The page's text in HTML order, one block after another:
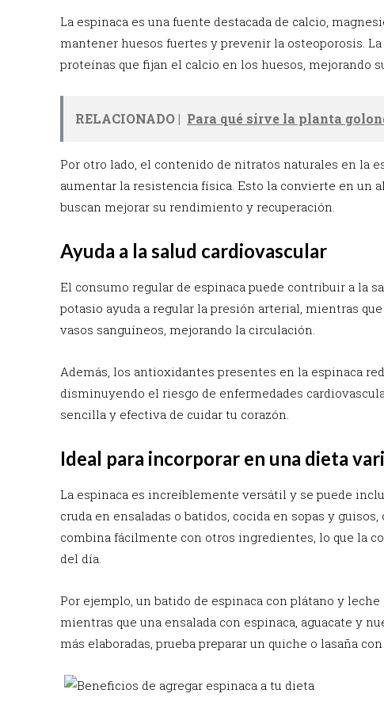
La espinaca es una fuente destacada de calcio,
mantener huesos fuertes y prevenir la osteoporosis.
proteínas que fijan el calcio en los huesos, mejorando
RELACIONADO | Para qué sirve la planta
Por otro lado, el contenido de nitratos naturales en la
aumentar la resistencia física. Esto la convierte en un
buscan mejorar su rendimiento y recuperación.
Ayuda a la salud cardiovascular
El consumo regular de espinaca puede contribuir a la
potasio ayuda a regular la presión arterial, mientras
vasos sanguíneos, mejorando la circulación.
Además, los antioxidantes presentes en la espinaca
disminuyendo el riesgo de enfermedades
sencilla y efectiva de cuidar tu corazón.
Ideal para incorporar en una dieta
La espinaca es increíblemente versátil y se puede
cruda en ensaladas o batidos, cocida en sopas y
combina fácilmente con otros ingredientes, lo que la
del día.
Por ejemplo, un batido de espinaca con plátano y
mientras que una ensalada con espinaca, aguacate y
más elaboradas, prueba preparar un quiche o lasaña